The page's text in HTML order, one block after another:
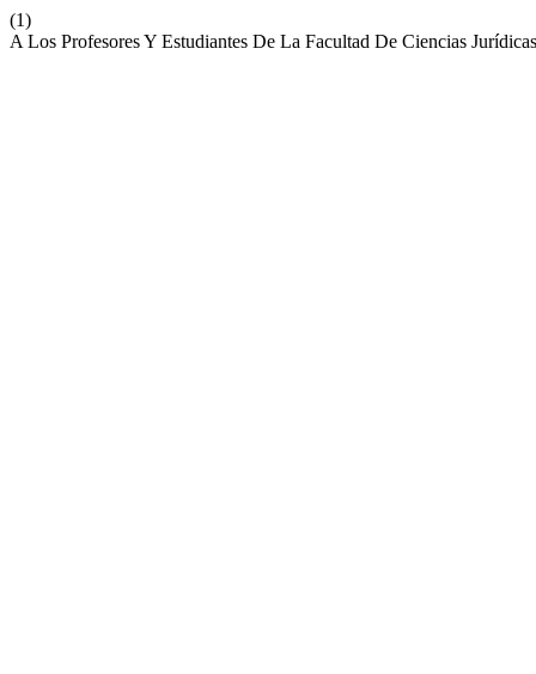
(1)
A Los Profesores Y Estudiantes De La Facultad De Ciencias